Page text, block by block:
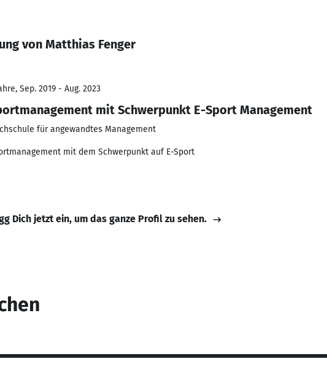
von Matthias Fenger
Sep. 2019 - Aug. 2023
mit Schwerpunkt E-Sport Management
für angewandtes Management
mit dem Schwerpunkt auf E-Sport
Dich jetzt ein, um das ganze Profil zu sehen.